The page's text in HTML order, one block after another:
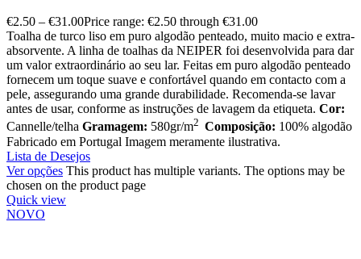
€2.50 – €31.00Price range: €2.50 through €31.00
Toalha de turco liso em puro algodão penteado, muito macio e extra-
absorvente. A linha de toalhas da NEIPER foi desenvolvida para dar
um valor extraordinário ao seu lar. Feitas em puro algodão penteado
fornecem um toque suave e confortável quando em contacto com a
pele, assegurando uma grande durabilidade. Recomenda-se lavar
antes de usar, conforme as instruções de lavagem da etiqueta. Cor:
Cannelle/telha Gramagem: 580gr/m2 Composição: 100% algodão
Fabricado em Portugal Imagem meramente ilustrativa.
Lista de Desejos
Ver opções This product has multiple variants. The options may be
chosen on the product page
Quick view
NOVO